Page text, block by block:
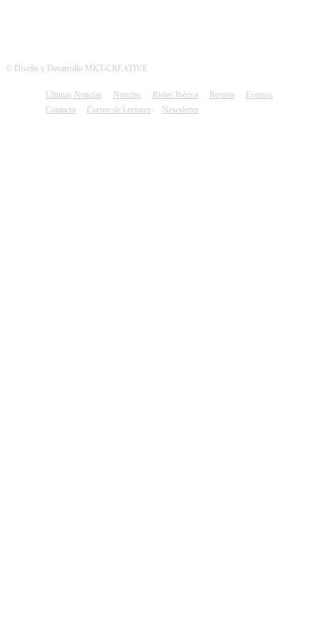
© Diseño y Desarrollo MKT-CREATIVE
Ultimas Noticias Noticias Rieles Ibérica Revista
Eventos
Contacto
Correo de Lectores Newsletter